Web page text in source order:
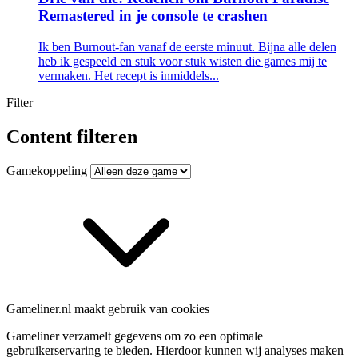
Remastered in je console te crashen
Ik ben Burnout-fan vanaf de eerste minuut. Bijna alle delen
heb ik gespeeld en stuk voor stuk wisten die games mij te
vermaken. Het recept is inmiddels...
Filter
Content filteren
Gamekoppeling
Gameliner.nl maakt gebruik van cookies
Gameliner verzamelt gegevens om zo een optimale
gebruikerservaring te bieden. Hierdoor kunnen wij analyses maken